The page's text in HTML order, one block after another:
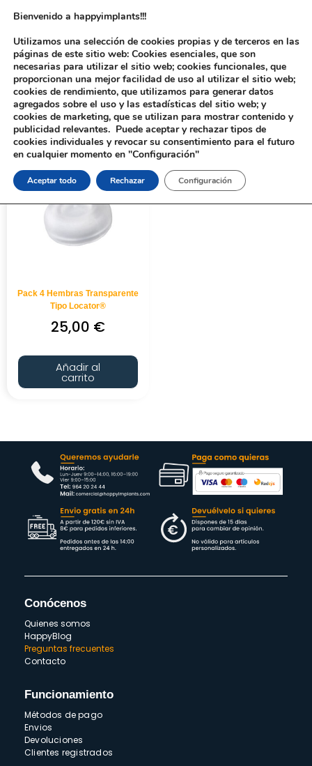
Inicio/ Productos etiquetados “Pack 4 Hembras Transparente”
Pack 4 Hembras Transparente
Tipo Locator®
25,00 €
Añadir al
carrito
Conócenos
Quienes somos
HappyBlog
Preguntas frecuentes
Contacto
Funcionamiento
Métodos de pago
Envios
Devoluciones
Clientes registrados
Bienvenido a happyimplants!!!
Utilizamos una selección de cookies propias y de terceros en las
páginas de este sitio web: Cookies esenciales, que son
necesarias para utilizar el sitio web; cookies funcionales, que
proporcionan una mejor facilidad de uso al utilizar el sitio web;
cookies de rendimiento, que utilizamos para generar datos
agregados sobre el uso y las estadísticas del sitio web; y
cookies de marketing, que se utilizan para mostrar contenido y
publicidad relevantes. Puede aceptar y rechazar tipos de
cookies individuales y revocar su consentimiento para el futuro
en cualquier momento en "Configuración"
Aceptar todo Rechazar Configuración